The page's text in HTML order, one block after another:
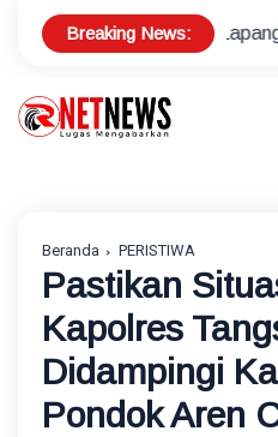
Breaking News:
Lapangan Peraih Medali
Beranda PERISTIWA
Pastikan
Kapolres
Didampingi
Pondok Aren